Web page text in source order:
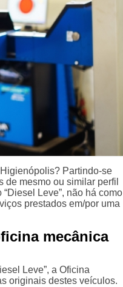
Partindo-se
mesmo ou similar perfil
Leve”, não há como
prestados em/por uma
mecânica
Leve”, a Oficina
originais destes veículos.